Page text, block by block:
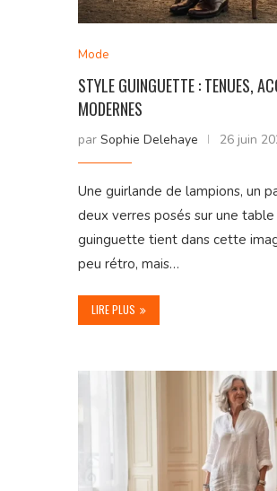
Mode
STYLE GUINGUETTE : TENUES,
MODERNES
par Sophie Delehaye 26 juin
Une guirlande de lampions, un
deux verres posés sur une
guinguette tient dans cette
peu rétro, mais…
LIRE PLUS